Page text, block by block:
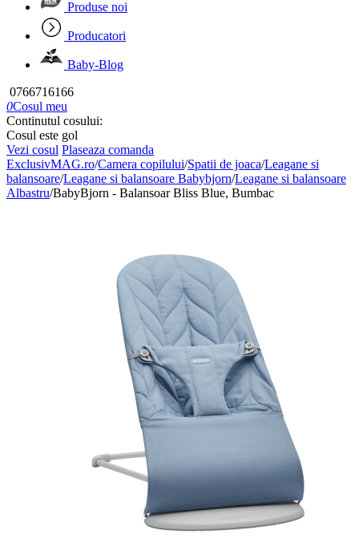
Produse noi
Producatori
Baby-Blog
0766716166
0Cosul meu
Continutul cosului:
Cosul este gol
Vezi cosul Plaseaza comanda
ExclusivMAG.ro/Camera copilului/Spatii de joaca/Leagane si
balansoare/Leagane si balansoare Babybjorn/Leagane si balansoare
Albastru/BabyBjorn - Balansoar Bliss Blue, Bumbac